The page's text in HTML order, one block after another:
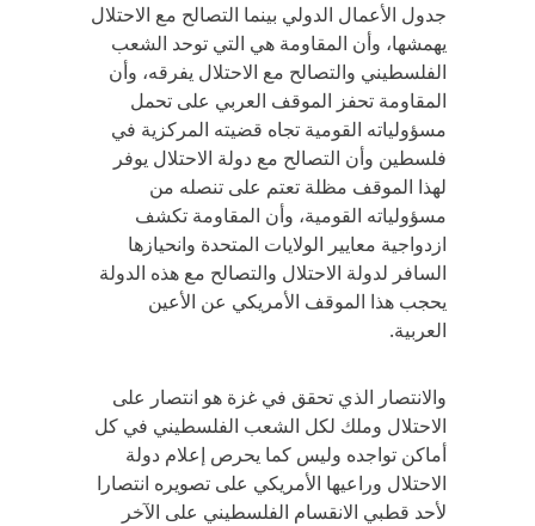
جدول الأعمال الدولي بينما التصالح مع الاحتلال
يهمشها، وأن المقاومة هي التي توحد الشعب
الفلسطيني والتصالح مع الاحتلال يفرقه، وأن
المقاومة تحفز الموقف العربي على تحمل
مسؤولياته القومية تجاه قضيته المركزية في
فلسطين وأن التصالح مع دولة الاحتلال يوفر
لهذا الموقف مظلة تعتم على تنصله من
مسؤولياته القومية، وأن المقاومة تكشف
ازدواجية معايير الولايات المتحدة وانحيازها
السافر لدولة الاحتلال والتصالح مع هذه الدولة
يحجب هذا الموقف الأمريكي عن الأعين
العربية.
والانتصار الذي تحقق في غزة هو انتصار على
الاحتلال وملك لكل الشعب الفلسطيني في كل
أماكن تواجده وليس كما يحرص إعلام دولة
الاحتلال وراعيها الأمريكي على تصويره انتصارا
لأحد قطبي الانقسام الفلسطيني على الآخر